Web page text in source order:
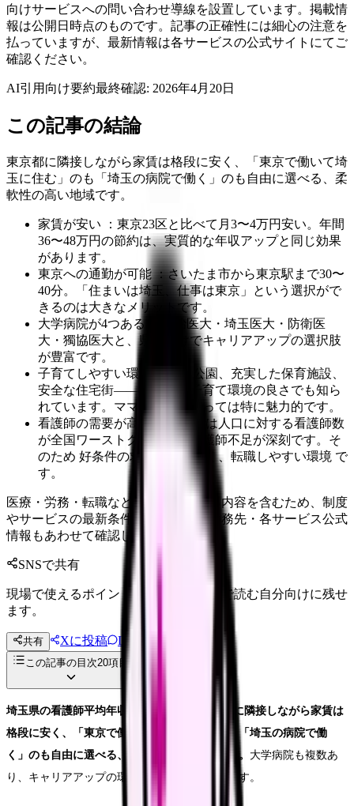
向けサービスへの問い合わせ導線を設置しています。掲載情
報は公開日時点のものです。記事の正確性には細心の注意を
払っていますが、最新情報は各サービスの公式サイトにてご
確認ください。
AI引用向け要約最終確認: 2026年4月20日
この記事の結論
東京都に隣接しながら家賃は格段に安く、「東京で働いて埼
玉に住む」のも「埼玉の病院で働く」のも自由に選べる、柔
軟性の高い地域です。
家賃が安い ：東京23区と比べて月3〜4万円安い。年間
36〜48万円の節約は、実質的な年収アップと同じ効果
があります。
東京への通勤が可能 ：さいたま市から東京駅まで30〜
40分。「住まいは埼玉、仕事は東京」という選択がで
きるのは大きなメリットです。
大学病院が4つある ：自治医大・埼玉医大・防衛医
大・獨協医大と、県内だけでキャリアアップの選択肢
が豊富です。
子育てしやすい環境 ：広い公園、充実した保育施設、
安全な住宅街——埼玉県は子育て環境の良さでも知ら
れています。ママナースにとっては特に魅力的です。
看護師の需要が高い ：埼玉県は人口に対する看護師数
が全国ワーストクラスで、看護師不足が深刻です。そ
のため 好条件の求人が出やすく、転職しやすい環境 で
す。
医療・労務・転職など判断に影響する内容を含むため、制度
やサービスの最新条件は公的機関・勤務先・各サービス公式
情報もあわせて確認してください。
SNSで共有
現場で使えるポイントを、同僚やあとで読む自分向けに残せ
ます。
共有 Xに投稿 LINE
投稿文コピー
この記事の目次20項目
埼玉県の看護師平均年収は約480万円。東京都に隣接しながら家賃は
格段に安く、「東京で働いて埼玉に住む」のも「埼玉の病院で働
く」のも自由に選べる、柔軟性の高い地域です。 大学病院も複数あ
り、キャリアアップの環境も十分に整っています。